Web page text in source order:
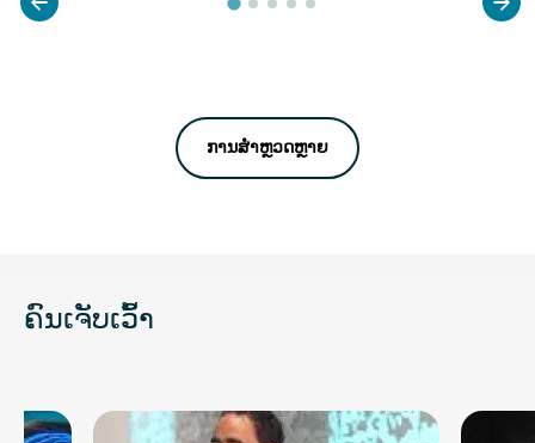
ການສໍາຫຼວດຫຼາຍ
ຄົນເຈັບເວົ້າ